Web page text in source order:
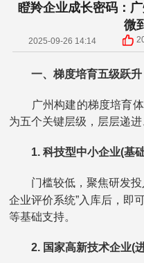
瞪羚企业成长密码：
微
2025-09-26 14:14
一、梯度培育五级跃升
广州构建的梯度培育体
为五个关键层级，层层递进
1. 科技型中小企业(基
门槛较低，聚焦研发投
企业评价系统”入库后，即
等基础支持。
2. 国家高新技术企业(